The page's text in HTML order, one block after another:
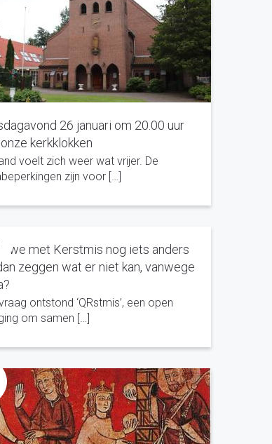
26 januari om 20.00 uur
kerkklokken
voelt zich weer wat vrijer. De
zijn voor […]
we met Kerstmis nog iets anders
zeggen wat er niet kan, vanwege
ontstond ‘QRstmis’, een open
om samen […]